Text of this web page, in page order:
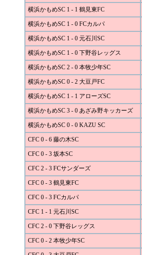
横浜かもめSC 1 - 1 鶴見東FC
横浜かもめSC 1 - 0 FCカルパ
横浜かもめSC 1 - 0 元石川SC
横浜かもめSC 1 - 0 下野谷レッグス
横浜かもめSC 2 - 0 本牧少年SC
横浜かもめSC 0 - 2 大豆戸FC
横浜かもめSC 1 - 1 アローズSC
横浜かもめSC 3 - 0 あざみ野キッカーズ
横浜かもめSC 0 - 0 KAZU SC
CFC 0 - 6 藤の木SC
CFC 0 - 3 坂本SC
CFC 2 - 3 FCサンダーズ
CFC 0 - 3 鶴見東FC
CFC 0 - 3 FCカルパ
CFC 1 - 1 元石川SC
CFC 2 - 0 下野谷レッグス
CFC 0 - 2 本牧少年SC